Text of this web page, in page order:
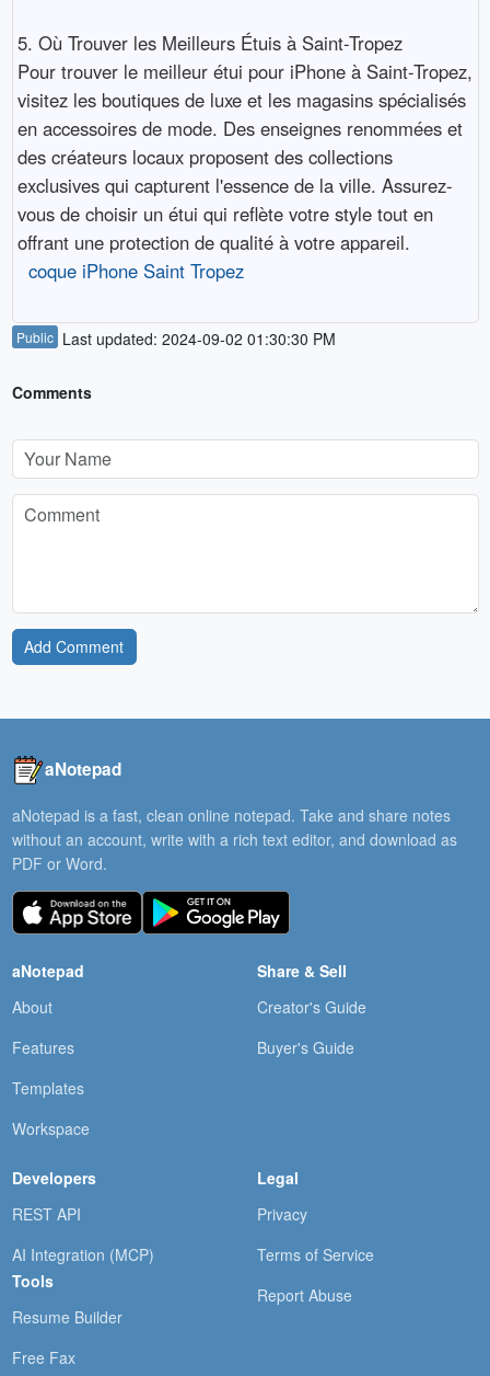
5. Où Trouver les Meilleurs Étuis à Saint-Tropez
Pour trouver le meilleur étui pour iPhone à Saint-Tropez,
visitez les boutiques de luxe et les magasins spécialisés
en accessoires de mode. Des enseignes renommées et
des créateurs locaux proposent des collections
exclusives qui capturent l'essence de la ville. Assurez-
vous de choisir un étui qui reflète votre style tout en
offrant une protection de qualité à votre appareil.
coque iPhone Saint Tropez
Public Last updated: 2024-09-02 01:30:30 PM
Comments
Add Comment
aNotepad
aNotepad is a fast, clean online notepad. Take and share notes
without an account, write with a rich text editor, and download as
PDF or Word.
aNotepad
About
Features
Templates
Workspace
Share & Sell
Creator's Guide
Buyer's Guide
Developers
REST API
AI Integration (MCP)
Tools
Resume Builder
Free Fax
Legal
Privacy
Terms of Service
Report Abuse